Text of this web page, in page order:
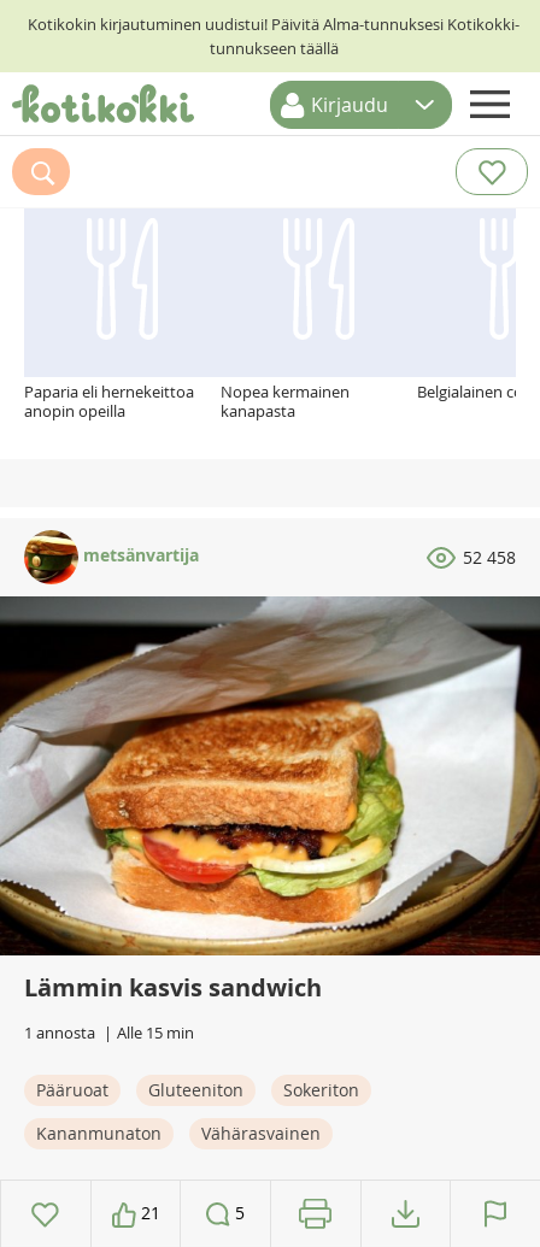
Kotikokin kirjautuminen uudistui! Päivitä Alma-tunnuksesi Kotikokki-
tunnukseen täällä
ETUSIVU
RESEPTIHAKU
Kirjaudu
Suosittelemme myös
Paparia eli hernekeittoa
anopin opeilla
Nopea kermainen
kanapasta
Belgialainen coq
metsänvartija 52 458
Lämmin kasvis sandwich
1 annosta Alle 15 min
Pääruoat Gluteeniton
Sokeriton
Kananmunaton
Vähärasvainen
21 5